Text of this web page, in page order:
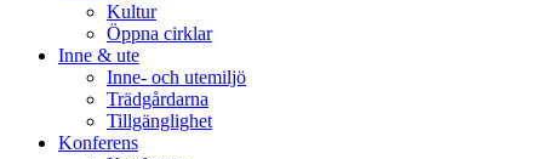
Kultur
Öppna cirklar
Inne & ute
Inne- och utemiljö
Trädgårdarna
Tillgänglighet
Konferens